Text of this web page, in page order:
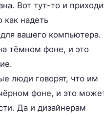
Вот тут-то и
надеть
вашего компьютера.
тёмном фоне, и это
люди говорят, что им
фоне, и это
Да и дизайнерам